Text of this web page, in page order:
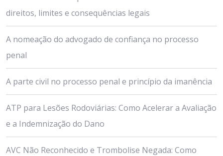
direitos, limites e consequências legais
A nomeação do advogado de confiança no processo
penal
A parte civil no processo penal e princípio da imanência
ATP para Lesões Rodoviárias: Como Acelerar a Avaliação
e a Indemnização do Dano
AVC Não Reconhecido e Trombolise Negada: Como